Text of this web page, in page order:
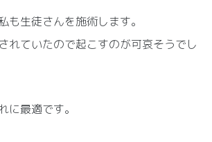
生徒さんを施術します。
れていたので起こすのが可哀そうでし
最適です。